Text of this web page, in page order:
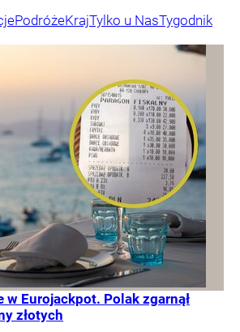
PodróżeKrajTylko u NasTygodnik
w Eurojackpot. Polak zgarnął
złotych